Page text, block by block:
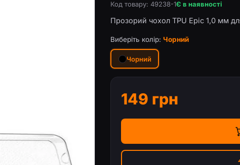
Код товару: 49238-1Є в наявності
Прозорий чохол TPU Epic 1,0 мм
Виберіть колір: Чорний
Чорний
149 грн